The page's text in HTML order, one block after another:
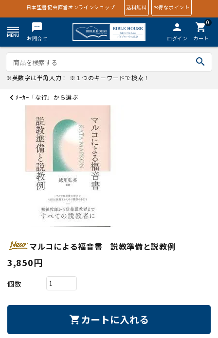
日本聖書協会直営オンラインショップ 送料無料 お得なポイント
textsms
お問合せ
person
ログイン
0
shopping_cart
カート
search
※英数字は半角入力！ ※１つのキーワードで検索！
ﾒｰｶｰ「な行」から選ぶ
マルコによる福音書 説教準備と説教例
3,850円
個数
shopping_cart カートに入れる